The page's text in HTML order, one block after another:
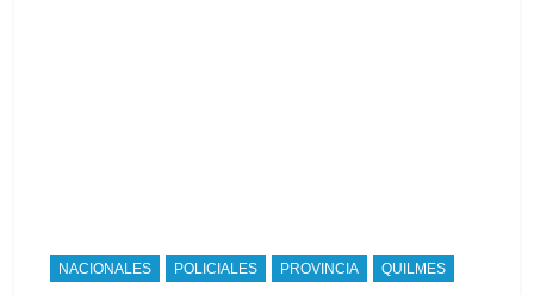
NACIONALES POLICIALES PROVINCIA QUILMES